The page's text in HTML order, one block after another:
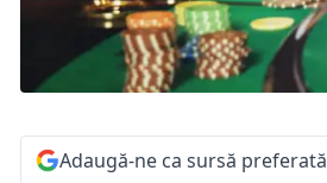
Adaugă-ne ca sursă preferată